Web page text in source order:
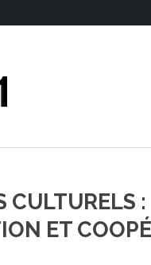
CULTURELS :
ET